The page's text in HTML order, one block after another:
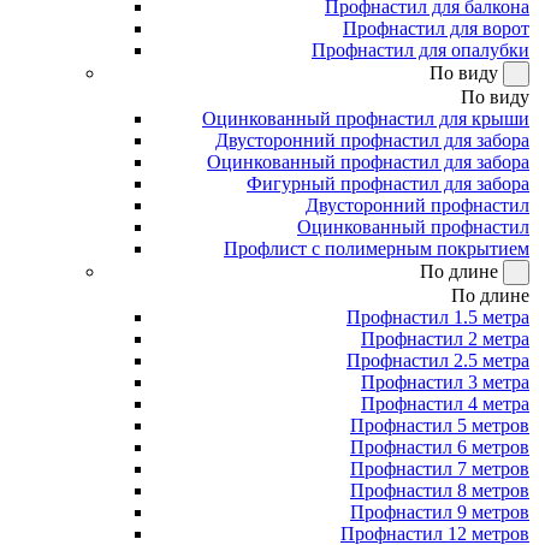
Профнастил для балкона
Профнастил для ворот
Профнастил для опалубки
По виду
По виду
Оцинкованный профнастил для крыши
Двусторонний профнастил для забора
Оцинкованный профнастил для забора
Фигурный профнастил для забора
Двусторонний профнастил
Оцинкованный профнастил
Профлист с полимерным покрытием
По длине
По длине
Профнастил 1.5 метра
Профнастил 2 метра
Профнастил 2.5 метра
Профнастил 3 метра
Профнастил 4 метра
Профнастил 5 метров
Профнастил 6 метров
Профнастил 7 метров
Профнастил 8 метров
Профнастил 9 метров
Профнастил 12 метров